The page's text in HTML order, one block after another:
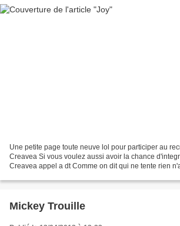
Une petite page toute neuve lol pour participer au
Creavea Si vous voulez aussi avoir la chance
Creavea appel a dt Comme on dit qui ne tente rien
Mickey Trouille